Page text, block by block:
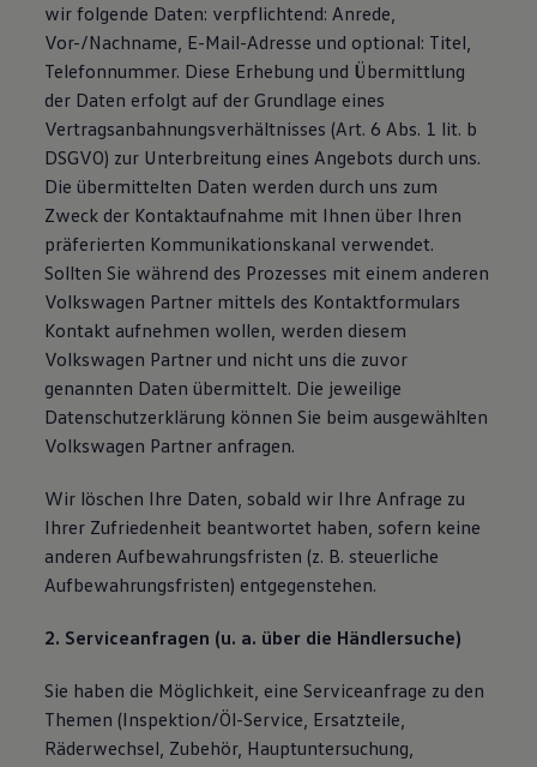
wir folgende Daten: verpflichtend: Anrede,
Vor-/Nachname, E-Mail-Adresse und optional: Titel,
Telefonnummer. Diese Erhebung und Übermittlung
der Daten erfolgt auf der Grundlage eines
Vertragsanbahnungsverhältnisses (Art. 6 Abs. 1 lit. b
DSGVO) zur Unterbreitung eines Angebots durch uns.
Die übermittelten Daten werden durch uns zum
Zweck der Kontaktaufnahme mit Ihnen über Ihren
präferierten Kommunikationskanal verwendet.
Sollten Sie während des Prozesses mit einem anderen
Volkswagen Partner mittels des Kontaktformulars
Kontakt aufnehmen wollen, werden diesem
Volkswagen Partner und nicht uns die zuvor
genannten Daten übermittelt. Die jeweilige
Datenschutzerklärung können Sie beim ausgewählten
Volkswagen Partner anfragen.
Wir löschen Ihre Daten, sobald wir Ihre Anfrage zu
Ihrer Zufriedenheit beantwortet haben, sofern keine
anderen Aufbewahrungsfristen (z. B. steuerliche
Aufbewahrungsfristen) entgegenstehen.
2. Serviceanfragen (u. a. über die Händlersuche)
Sie haben die Möglichkeit, eine Serviceanfrage zu den
Themen (Inspektion/Öl-Service, Ersatzteile,
Räderwechsel, Zubehör, Hauptuntersuchung,